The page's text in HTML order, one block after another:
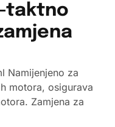
taktno
Namijenjeno za
motora, osigurava
Zamjena za